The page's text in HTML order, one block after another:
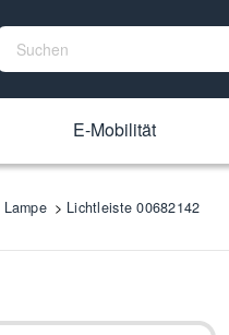
E-Mobilität
Lampe Lichtleiste 00682142